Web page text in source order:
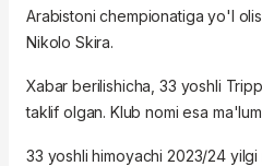
Arabistoni chempionatiga yo'l
Nikolo Skira.
Xabar berilishicha, 33 yoshli
taklif olgan. Klub nomi esa
33 yoshli himoyachi 2023/24